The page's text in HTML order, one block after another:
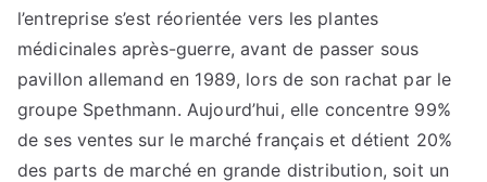
l’entreprise s’est réorientée vers les plantes
médicinales après-guerre, avant de passer sous
pavillon allemand en 1989, lors de son rachat par le
groupe Spethmann. Aujourd’hui, elle concentre 99%
de ses ventes sur le marché français et détient 20%
des parts de marché en grande distribution, soit un